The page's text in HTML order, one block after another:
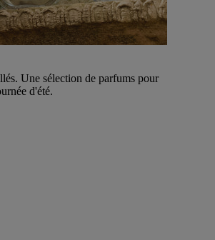
Une sélection de parfums pour
d'été.